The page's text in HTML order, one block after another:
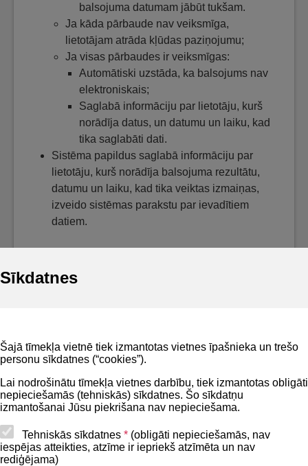
Sīkdatnes
Šajā tīmekļa vietnē tiek izmantotas vietnes īpašnieka un trešo
personu sīkdatnes (“cookies”).
Lai nodrošinātu tīmekļa vietnes darbību, tiek izmantotas obligāti
nepieciešamās (tehniskās) sīkdatnes. Šo sīkdatņu
izmantošanai Jūsu piekrišana nav nepieciešama.
Tehniskās sīkdatnes * (obligāti nepieciešamās, nav
iespējas atteikties, atzīme ir iepriekš atzīmēta un nav
rediģējama)
balsojuma datumam jābūt tukšam.
Ja kāda pārbaude nav veiksmīga,
lietotājam atrāda kļūdas paziņojumu;
Ja visas pārbaudes ir veiksmīgas:
Automātiski uzstāda, ka balsojums nav
elektroniskais;
Saglabā informāciju par lietotāju, kurš
norādīja datus, un datumu un laiku, kad
tika saglabāti dati.
Sistēma papildus saglabā informāciju par
lietotāju, kurš norādīja balsojuma rezultātu,
datumu un laiku, kad tika veiktas izmaiņas,
izveido sistēmas parakstu par ievadītiem
datiem.
Privātuma politika
Lapas karte
Piekļūstamības paziņojums